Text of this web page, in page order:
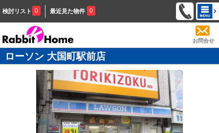
検討リスト 0 最近見た物件 0
お問合せ
ローソン 大国町駅前店